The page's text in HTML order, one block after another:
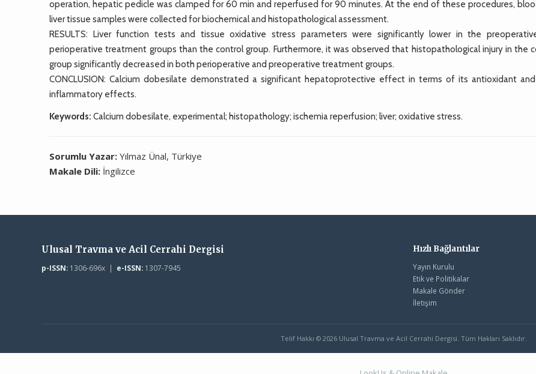
operation, hepatic pedicle was clamped for 60 min and reperfused for 90 minutes. At the end of these procedures,
liver tissue samples were collected for biochemical and histopathological assessment.
RESULTS: Liver function tests and tissue oxidative stress parameters were significantly lower in the
perioperative treatment groups than the control group. Furthermore, it was observed that histopathological injury in the
group significantly decreased in both perioperative and preoperative treatment groups.
CONCLUSION: Calcium dobesilate demonstrated a significant hepatoprotective effect in terms of its antioxidant
inflammatory effects.
Keywords: Calcium dobesilate, experimental; histopathology; ischemia reperfusion; liver; oxidative stress.
Sorumlu Yazar:Yılmaz Ünal, Türkiye
Makale Dili: İngilizce
Ulusal Travma ve Acil Cerrahi Dergisi
p-ISSN:1306-696x | e-ISSN:1307-7945
Hızlı Bağlantılar
Yayın Kurulu
Etik ve Politikalar
Makale Gönder
İletişim
Telif Hakkı © 2026 Ulusal Travma ve Acil Cerrahi Dergisi. Tüm Hakları Saklıdır.